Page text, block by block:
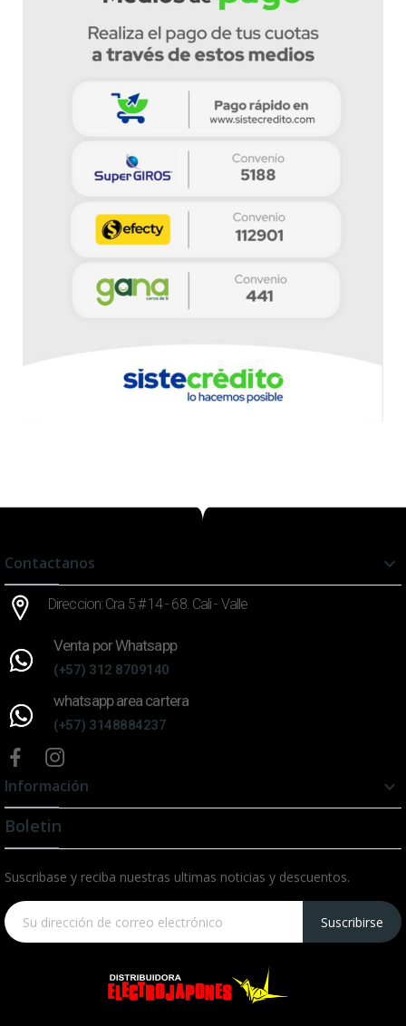
Contactanos 
Direccion: Cra 5 # 14 - 68. Cali - Valle
Venta por Whatsapp
(+57) 312 8709140
whatsapp area cartera
(+57) 3148884237
Información

Boletin
Suscribase y reciba nuestras ultimas noticias y descuentos.
Suscribirse